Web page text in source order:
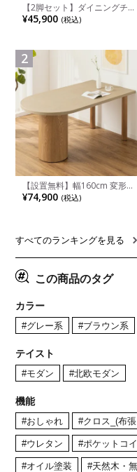
【2脚セット】ダイニングチ
ェア 木製 LUGA 肘付き チェ
ア 天然木 リビング椅子 板座
ュラル ブラウン 完成品
¥45,900 (税込)
2
【設置無料】幅160cm 変形
半円 ダイニングテーブル モ
ルタル風 LENAS コンクリー
リア風 グレージュ
¥74,900 (税込)
すべてのランキングを見る
この商品のタグ
カラー
#グレー系 #ブラウン系
テイスト
#モダン #北欧モダン
機能
#おしゃれ #クロス_(布
#ウレタン #ポケットコ
#オイル塗装 #天然木・